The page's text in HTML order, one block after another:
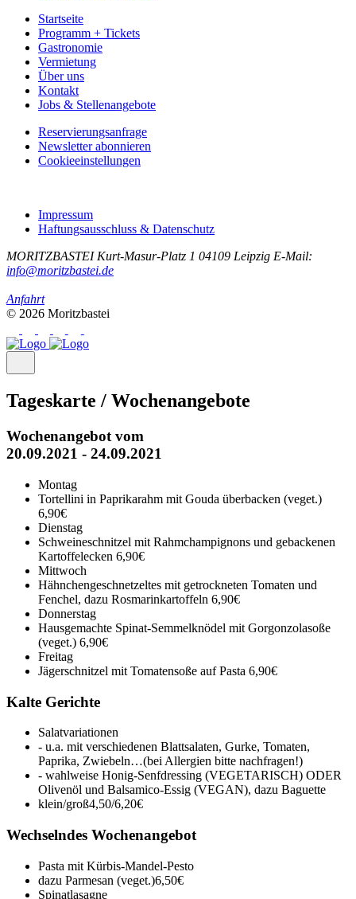
Startseite
Programm + Tickets
Gastronomie
Vermietung
Über uns
Kontakt
Jobs & Stellenangebote
Reservierungsanfrage
Newsletter abonnieren
Cookieeinstellungen
Impressum
Haftungsausschluss & Datenschutz
MORITZBASTEI Kurt-Masur-Platz 1 04109 Leipzig E-Mail:
info@moritzbastei.de
Anfahrt
© 2026 Moritzbastei
Tageskarte / Wochenangebote
Wochenangebot vom
20.09.2021 - 24.09.2021
Montag
Tortellini in Paprikarahm mit Gouda überbacken (veget.)
6,90€
Dienstag
Schweineschnitzel mit Rahmchampignons und gebackenen
Kartoffelecken 6,90€
Mittwoch
Hähnchengeschnetzeltes mit getrockneten Tomaten und
Fenchel, dazu Rosmarinkartoffeln 6,90€
Donnerstag
Hausgemachte Spinat-Semmelknödel mit Gorgonzolasoße
(veget.) 6,90€
Freitag
Jägerschnitzel mit Tomatensoße auf Pasta 6,90€
Kalte Gerichte
Salatvariationen
- u.a. mit verschiedenen Blattsalaten, Gurke, Tomaten,
Paprika, Zwiebeln…(bei Allergien bitte nachfragen!)
- wahlweise Honig-Senfdressing (VEGETARISCH) ODER
Olivenöl und Balsamico-Essig (VEGAN), dazu Baguette
klein/groß4,50/6,20€
Wechselndes Wochenangebot
Pasta mit Kürbis-Mandel-Pesto
dazu Parmesan (veget.)6,50€
Spinatlasagne